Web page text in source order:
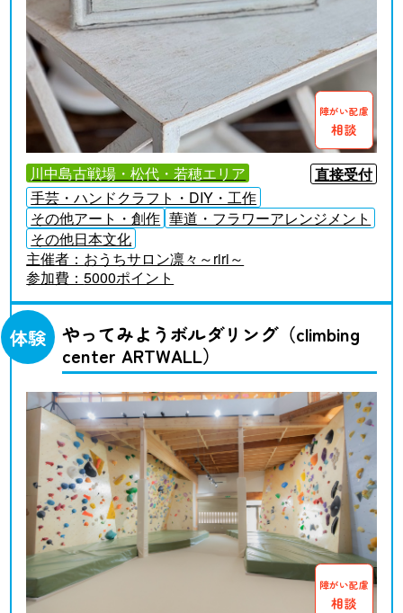
障がい配慮
相談
川中島古戦場・松代・若穂エリア
直接受付
手芸・ハンドクラフト・DIY・工作
その他アート・創作 華道・フラワーアレンジメント
その他日本文化
主催者： おうちサロン凛々～riri～
参加費：5000ポイント
体験
やってみようボルダリング（climbing
center ARTWALL）
障がい配慮
相談